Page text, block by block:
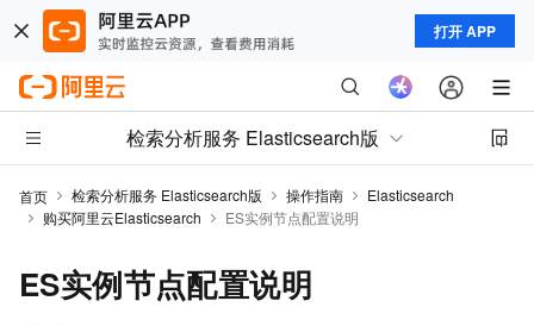
打开 APP
检索分析服务 Elasticsearch版
首页 检索分析服务 Elasticsearch版 操作指南
Elasticsearch
购买阿里云Elasticsearch
ES实例节点配置说明
ES实例节点配置说明